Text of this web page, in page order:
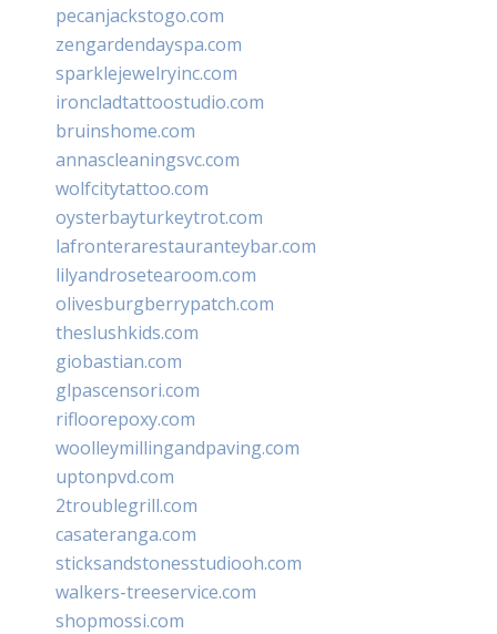
pecanjackstogo.com
zengardendayspa.com
sparklejewelryinc.com
ironcladtattoostudio.com
bruinshome.com
annascleaningsvc.com
wolfcitytattoo.com
oysterbayturkeytrot.com
lafronterarestauranteybar.com
lilyandrosetearoom.com
olivesburgberrypatch.com
theslushkids.com
giobastian.com
glpascensori.com
rifloorepoxy.com
woolleymillingandpaving.com
uptonpvd.com
2troublegrill.com
casateranga.com
sticksandstonesstudiooh.com
walkers-treeservice.com
shopmossi.com